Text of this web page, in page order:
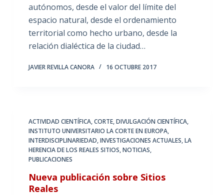
autónomos, desde el valor del límite del
espacio natural, desde el ordenamiento
territorial como hecho urbano, desde la
relación dialéctica de la ciudad…
JAVIER REVILLA CANORA 16 OCTUBRE 2017
ACTIVIDAD CIENTÍFICA,CORTE,DIVULGACIÓN CIENTÍFICA,
INSTITUTO UNIVERSITARIO LA CORTE EN EUROPA,
INTERDISCIPLINARIEDAD,INVESTIGACIONES ACTUALES,LA
HERENCIA DE LOS REALES SITIOS,NOTICIAS,
PUBLICACIONES
Nueva publicación sobre Sitios
Reales